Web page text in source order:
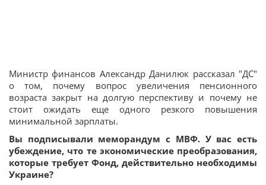
Министр финансов Александр Данилюк рассказал "ДС"
о том, почему вопрос увеличения пенсионного
возраста закрыт на долгую перспективу и почему не
стоит ожидать еще одного резкого повышения
минимальной зарплаты.
Вы подписывали меморандум с МВФ. У вас есть
убеждение, что те экономические преобразования,
которые требует Фонд, действительно необходимы
Украине?